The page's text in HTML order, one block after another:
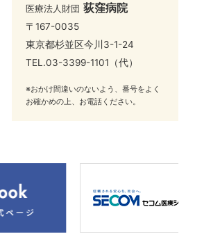
医療法人財団 荻窪病院
〒167-0035
東京都杉並区今川3-1-24
TEL.03-3399-1101 （代）
※おかけ間違いのないよう、番号をよく
お確かめの上、お電話ください。